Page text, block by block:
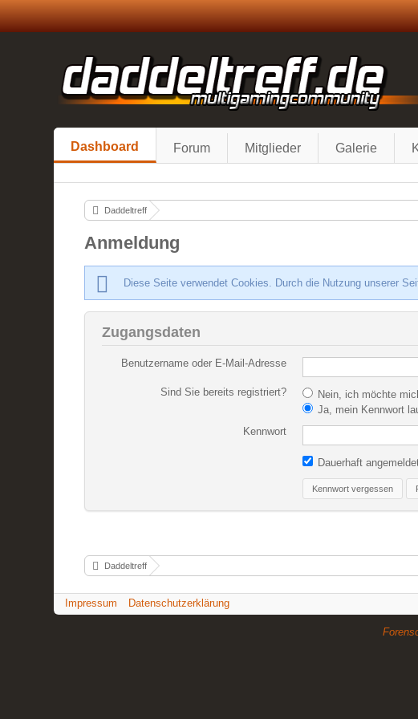
Dashboard Forum Mitglieder Galerie
Daddeltreff
Anmeldung
Diese Seite verwendet Cookies. Durch die Nutzung unserer
Zugangsdaten
Benutzername oder E-Mail-Adresse
Sind Sie bereits registriert?
Nein, ich möchte
Ja, mein Kennwort
Kennwort
Dauerhaft
Kennwort vergessen
Daddeltreff
Impressum Datenschutzerklärung